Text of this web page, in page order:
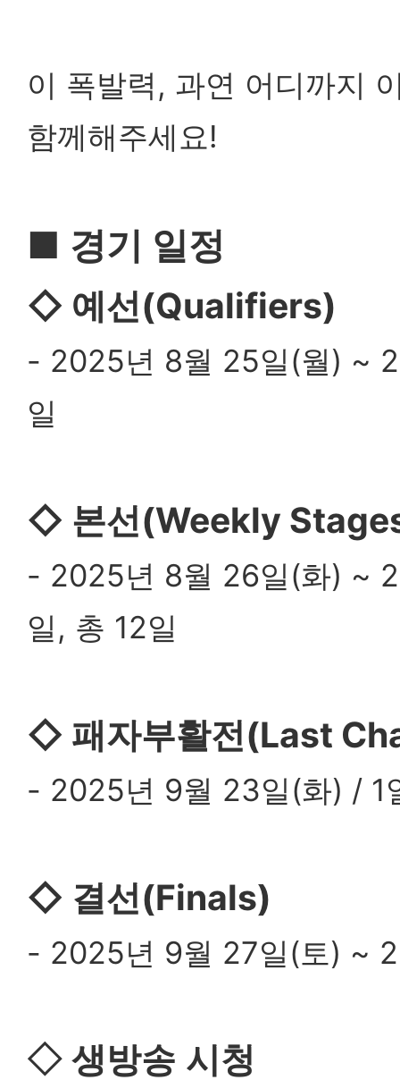
이 폭발력, 과연 어디까지
함께해주세요!
■ 경기 일정
◇ 예선(Qualifiers)
- 2025년 8월 25일(월) ~
일
◇ 본선(Weekly
- 2025년 8월 26일(화) ~
일, 총 12일
◇ 패자부활전(Last
- 2025년 9월 23일(화) / 1
◇ 결선(Finals)
- 2025년 9월 27일(토) ~
◇ 생방송 시청